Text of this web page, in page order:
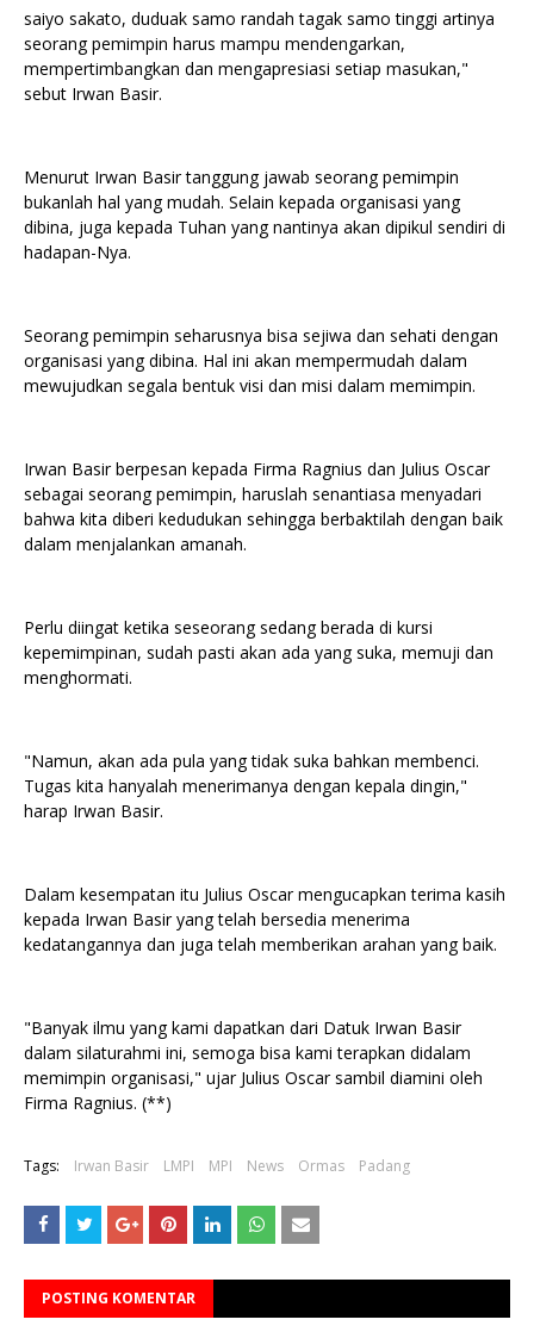
saiyo sakato, duduak samo randah tagak samo tinggi artinya
seorang pemimpin harus mampu mendengarkan,
mempertimbangkan dan mengapresiasi setiap masukan,"
sebut Irwan Basir.
Menurut Irwan Basir tanggung jawab seorang pemimpin
bukanlah hal yang mudah. Selain kepada organisasi yang
dibina, juga kepada Tuhan yang nantinya akan dipikul sendiri di
hadapan-Nya.
Seorang pemimpin seharusnya bisa sejiwa dan sehati dengan
organisasi yang dibina. Hal ini akan mempermudah dalam
mewujudkan segala bentuk visi dan misi dalam memimpin.
Irwan Basir berpesan kepada Firma Ragnius dan Julius Oscar
sebagai seorang pemimpin, haruslah senantiasa menyadari
bahwa kita diberi kedudukan sehingga berbaktilah dengan baik
dalam menjalankan amanah.
Perlu diingat ketika seseorang sedang berada di kursi
kepemimpinan, sudah pasti akan ada yang suka, memuji dan
menghormati.
"Namun, akan ada pula yang tidak suka bahkan membenci.
Tugas kita hanyalah menerimanya dengan kepala dingin,"
harap Irwan Basir.
Dalam kesempatan itu Julius Oscar mengucapkan terima kasih
kepada Irwan Basir yang telah bersedia menerima
kedatangannya dan juga telah memberikan arahan yang baik.
"Banyak ilmu yang kami dapatkan dari Datuk Irwan Basir
dalam silaturahmi ini, semoga bisa kami terapkan didalam
memimpin organisasi," ujar Julius Oscar sambil diamini oleh
Firma Ragnius. (**)
Tags: Irwan Basir LMPI MPI News Ormas Padang
POSTING KOMENTAR